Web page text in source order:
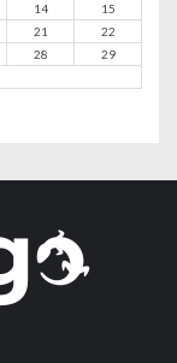
14
15
21
22
28
29